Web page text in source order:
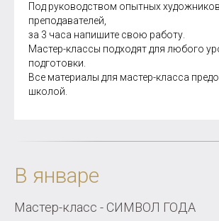
Под руководством опытных
преподавателей,
за 3 часа напишите свою работу.
Мастер-классы подходят для любого
подготовки.
Все материалы для мастер-класса
школой.
В январе
Мастер-класс - СИМВОЛ ГОДА